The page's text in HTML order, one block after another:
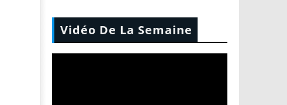
Vidéo De La Semaine